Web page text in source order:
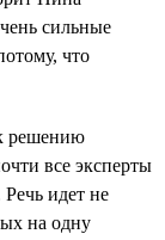
сильные
что
решению
все эксперты
идет не
на одну